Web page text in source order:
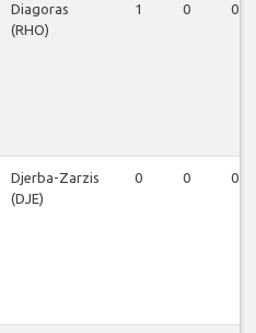
Diagoras
(RHO)
1 0 0
Djerba-Zarzis
(DJE)
0 0 0